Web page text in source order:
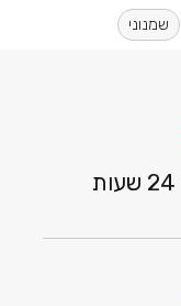
שמנוני